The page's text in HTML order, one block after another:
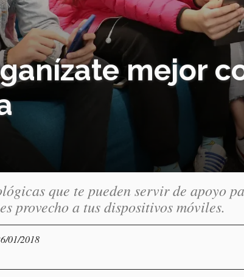
mejor
que te pueden servir de apoyo
provecho a tus dispositivos móviles.
01/2018